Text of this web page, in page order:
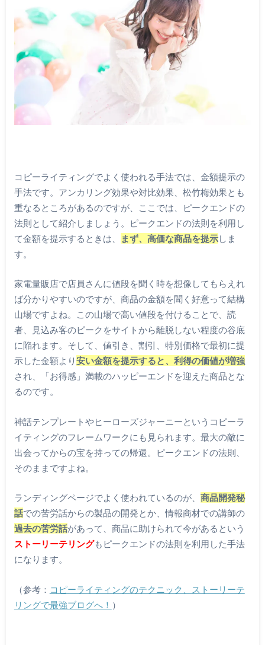
コピーライティングでよく使われる手法では、金額提示の
手法です。アンカリング効果や対比効果、松竹梅効果とも
重なるところがあるのですが、ここでは、ピークエンドの
法則として紹介しましょう。ピークエンドの法則を利用し
て金額を提示するときは、
まず、高価な商品を提示しま
す。
家電量販店で店員さんに値段を聞く時を想像してもらえれ
ば分かりやすいのですが、商品の金額を聞く好意って結構
山場ですよね。この山場で高い値段を付けることで、読
者、見込み客のピークをサイトから離脱しない程度の谷底
に陥れます。そして、値引き、割引、特別価格で最初に提
示した金額より安い金額を提示すると、利得の価値が増強
され、「お得感」満載のハッピーエンドを迎えた商品とな
るのです。
神話テンプレートやヒーローズジャーニーというコピーラ
イティングのフレームワークにも見られます。最大の敵に
出会ってからの宝を持っての帰還。ピークエンドの法則、
そのままですよね。
ランディングページでよく使われているのが、 商品開発秘
話での苦労話からの製品の開発とか、情報商材での講師の
過去の苦労話があって、商品に助けられて今があるという
ストーリーテリングもピークエンドの法則を利用した手法
になります。
（参考： コピーライティングのテクニック、ストーリーテ
リングで最強ブログへ！ ）